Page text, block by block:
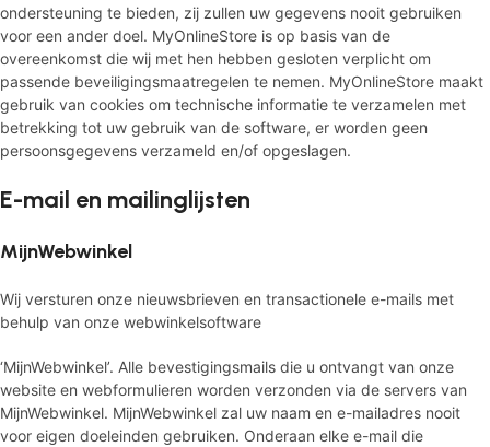
ondersteuning te bieden, zij zullen uw gegevens nooit gebruiken
voor een ander doel. MyOnlineStore is op basis van de
overeenkomst die wij met hen hebben gesloten verplicht om
passende beveiligingsmaatregelen te nemen. MyOnlineStore maakt
gebruik van cookies om technische informatie te verzamelen met
betrekking tot uw gebruik van de software, er worden geen
persoonsgegevens verzameld en/of opgeslagen.
E-mail en mailinglijsten
MijnWebwinkel
Wij versturen onze nieuwsbrieven en transactionele e-mails met
behulp van onze webwinkelsoftware
‘MijnWebwinkel’. Alle bevestigingsmails die u ontvangt van onze
website en webformulieren worden verzonden via de servers van
MijnWebwinkel. MijnWebwinkel zal uw naam en e-mailadres nooit
voor eigen doeleinden gebruiken. Onderaan elke e-mail die